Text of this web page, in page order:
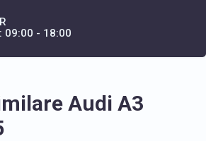
09:00 - 18:00
Audi A3